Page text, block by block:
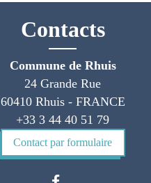
Contacts
Commune de Rhuis
24 Grande Rue
60410 Rhuis - FRANCE
+33 3 44 40 51 79
Contact par formulaire